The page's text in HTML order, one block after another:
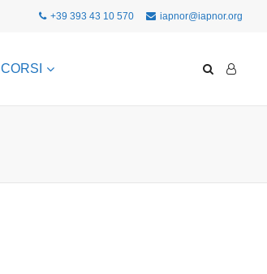
+39 393 43 10 570 iapnor@iapnor.org
CORSI